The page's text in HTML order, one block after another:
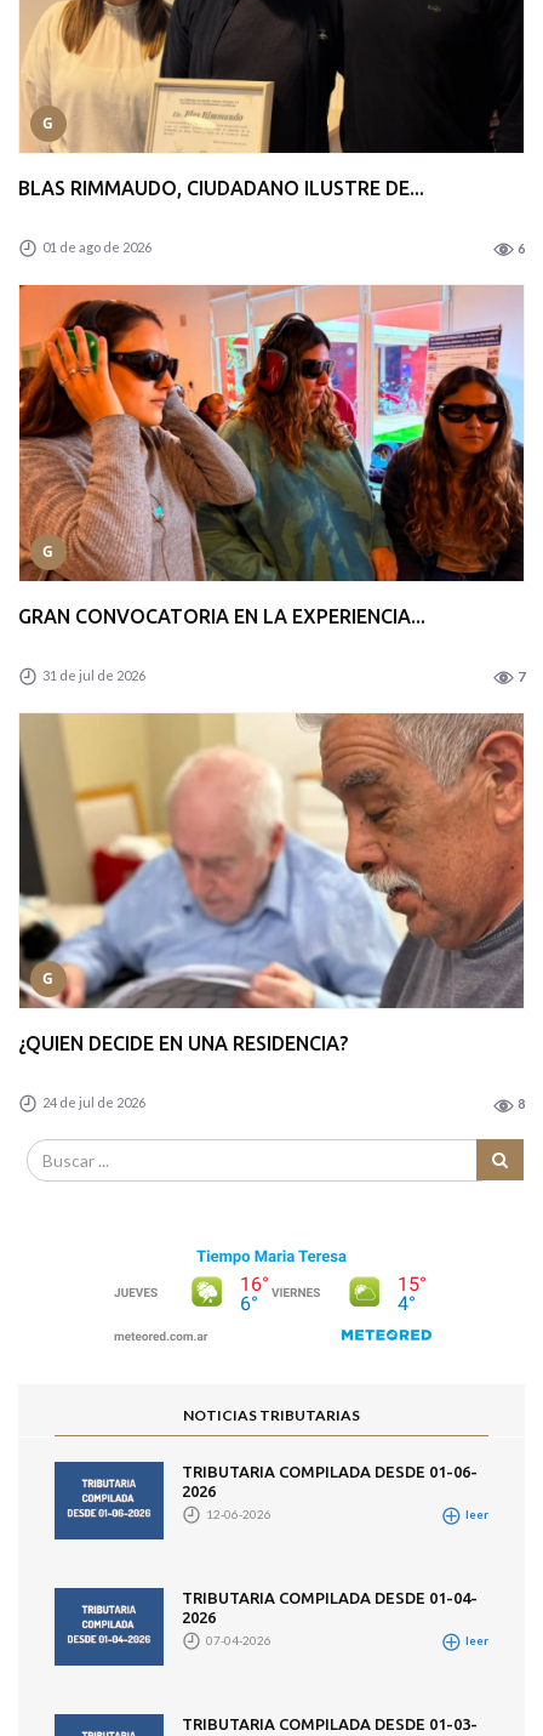
G
BLAS RIMMAUDO, CIUDADANO ILUSTRE DE...
01 de ago de 2026 6
G
GRAN CONVOCATORIA EN LA EXPERIENCIA...
31 de jul de 2026 7
G
¿QUIEN DECIDE EN UNA RESIDENCIA?
24 de jul de 2026 8
NOTICIAS TRIBUTARIAS
TRIBUTARIA COMPILADA DESDE 01-06-
2026
12-06-2026 leer
TRIBUTARIA COMPILADA DESDE 01-04-
2026
07-04-2026 leer
TRIBUTARIA COMPILADA DESDE 01-03-